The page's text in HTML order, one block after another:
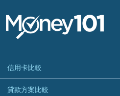
信用卡比較
信用卡情境類別推薦
貸款方案比較